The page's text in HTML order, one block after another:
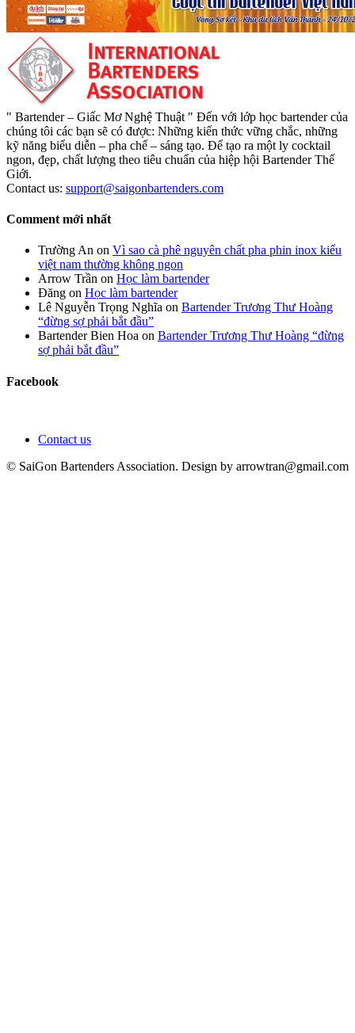
" Bartender – Giấc Mơ Nghệ Thuật " Đến với lớp học bartender của
chúng tôi các bạn sẽ có được: Những kiến thức vững chắc, những
kỹ năng biểu diễn – pha chế – sáng tạo. Để tạo ra một ly cocktail
ngon, đẹp, chất lượng theo tiêu chuẩn của hiệp hội Bartender Thế
Giới.
Contact us: support@saigonbartenders.com
Comment mới nhất
Trường An on Vì sao cà phê nguyên chất pha phin inox kiểu
việt nam thường không ngon
Arrow Trần on Học làm bartender
Đăng on Học làm bartender
Lê Nguyễn Trọng Nghĩa on Bartender Trương Thư Hoàng
“đừng sợ phải bắt đầu”
Bartender Bien Hoa on Bartender Trương Thư Hoàng “đừng
sợ phải bắt đầu”
Facebook
Contact us
© SaiGon Bartenders Association. Design by arrowtran@gmail.com